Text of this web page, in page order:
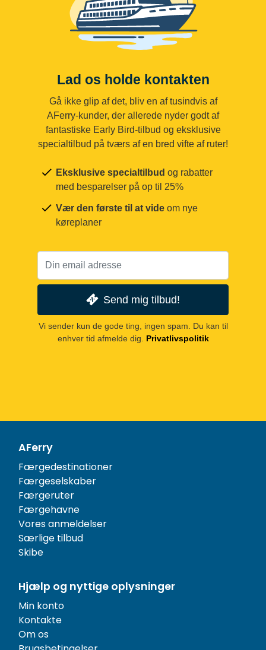
Lad os holde kontakten
Gå ikke glip af det, bliv en af tusindvis af
AFerry-kunder, der allerede nyder godt af
fantastiske Early Bird-tilbud og eksklusive
specialtilbud på tværs af en bred vifte af ruter!
Eksklusive specialtilbud og rabatter
med besparelser på op til 25%
Vær den første til at vide om nye
køreplaner
Send mig tilbud!
Vi sender kun de gode ting, ingen spam. Du kan til
enhver tid afmelde dig.
Privatlivspolitik
AFerry
Færgedestinationer
Færgeselskaber
Færgeruter
Færgehavne
Vores anmeldelser
Særlige tilbud
Skibe
Hjælp og nyttige oplysninger
Min konto
Kontakte
Om os